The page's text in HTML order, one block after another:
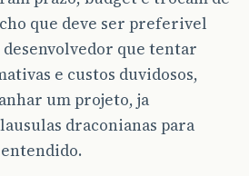
que deve ser preferivel
que tentar
e custos duvidosos,
um projeto, ja
draconianas para